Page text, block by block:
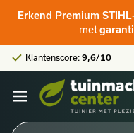
Erkend Premium
met
Officieel STIHL-verdeler
9,6/10
Grootste online aanbod
Officieel STIHL-verdeler
Klantenscore: 9,6/10